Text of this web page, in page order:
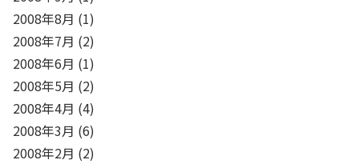
2008年8月 (1)
2008年7月 (2)
2008年6月 (1)
2008年5月 (2)
2008年4月 (4)
2008年3月 (6)
2008年2月 (2)